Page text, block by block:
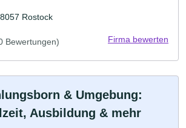
Rostock
Bewertungen) Firma bewerten
& Umgebung:
Ausbildung & mehr